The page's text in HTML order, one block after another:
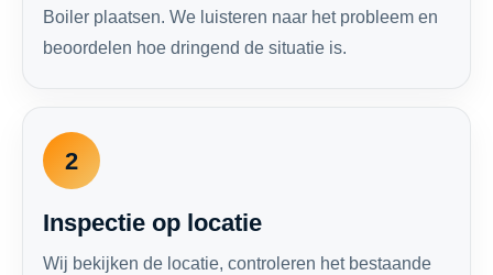
Boiler plaatsen. We luisteren naar het probleem en
beoordelen hoe dringend de situatie is.
2
Inspectie op locatie
Wij bekijken de locatie, controleren het bestaande